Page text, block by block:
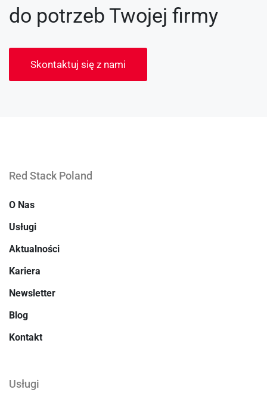
do potrzeb Twojej firmy
Skontaktuj się z nami
Red Stack Poland
O Nas
Usługi
Aktualności
Kariera
Newsletter
Blog
Kontakt
Usługi